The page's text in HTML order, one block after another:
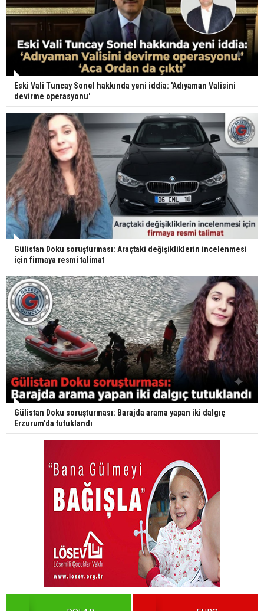
Eski Vali Tuncay Sonel hakkında yeni iddia: 'Adıyaman Valisini
devirme operasyonu'
Gülistan Doku soruşturması: Araçtaki değişikliklerin incelenmesi
için firmaya resmi talimat
Gülistan Doku soruşturması: Barajda arama yapan iki dalgıç
Erzurum'da tutuklandı